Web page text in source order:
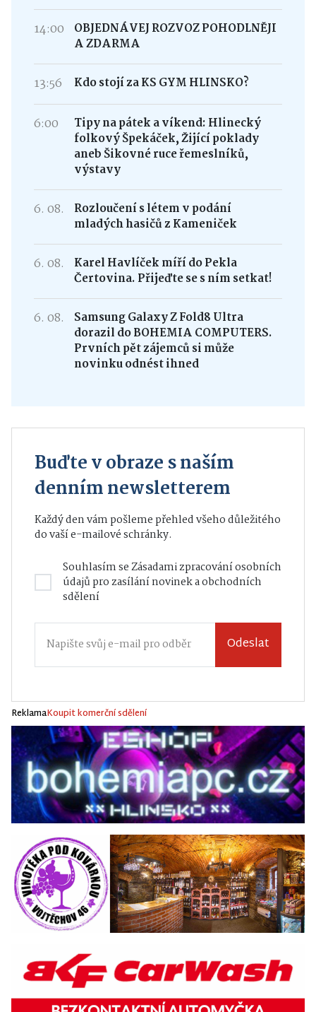
14:00
OBJEDNÁVEJ ROZVOZ POHODLNĚJI
A ZDARMA
13:56 Kdo stojí za KS GYM HLINSKO?
6:00
Tipy na pátek a víkend: Hlinecký
folkový Špekáček, Žijící poklady
aneb Šikovné ruce řemeslníků,
výstavy
6. 08.
Rozloučení s létem v podání
mladých hasičů z Kameniček
6. 08.
Karel Havlíček míří do Pekla
Čertovina. Přijeďte se s ním setkat!
6. 08.
Samsung Galaxy Z Fold8 Ultra
dorazil do BOHEMIA COMPUTERS.
Prvních pět zájemců si může
novinku odnést ihned
Buďte v obraze s naším
denním newsletterem
Každý den vám pošleme přehled všeho důležitého
do vaší e-mailové schránky.
Souhlasím seZásadami zpracování osobních
údajůpro zasílání novinek a obchodních
sdělení
Odeslat
ReklamaKoupit komerční sdělení